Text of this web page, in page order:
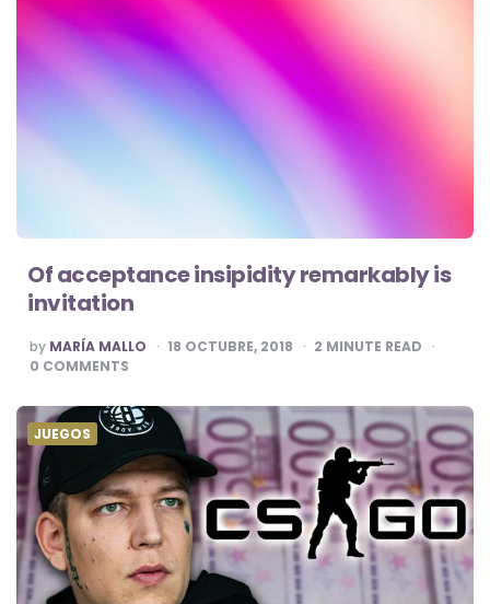
Of acceptance insipidity remarkably is
invitation
POSTED
BY
by MARÍA MALLO 18 OCTUBRE, 2018 2 MINUTE READ
0 COMMENTS
JUEGOS